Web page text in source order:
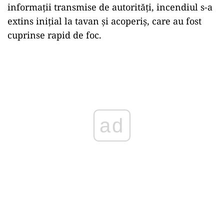
informații transmise de autorități, incendiul s-a
extins inițial la tavan și acoperiș, care au fost
cuprinse rapid de foc.